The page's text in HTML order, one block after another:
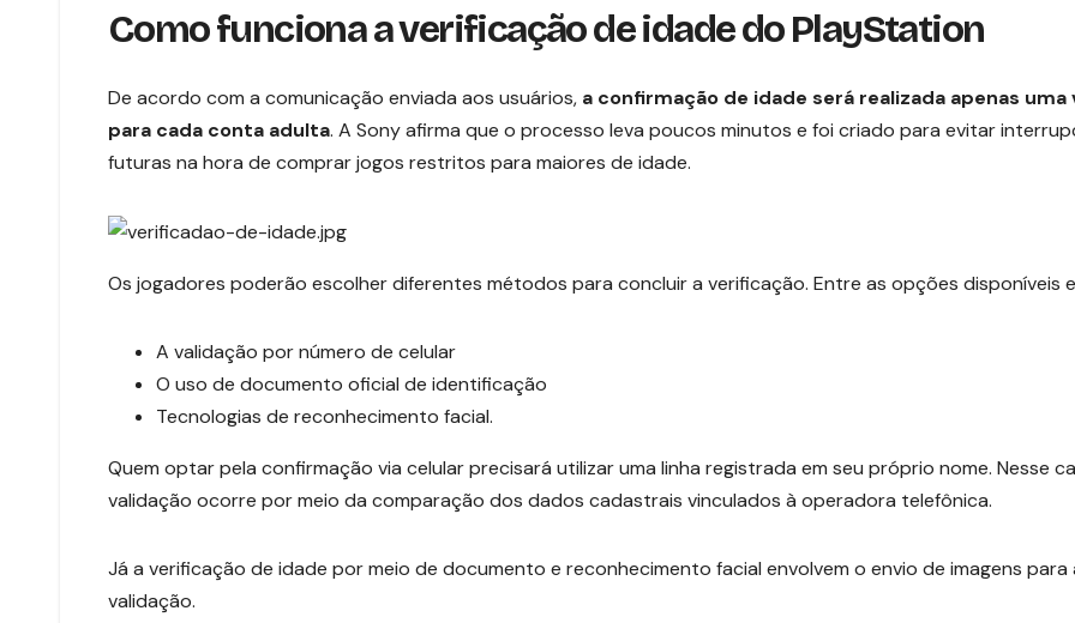
Como funciona a verificação de idade do PlayStation
De acordo com a comunicação enviada aos usuários, a confirmação de idade será realizada apenas uma
para cada conta adulta. A Sony afirma que o processo leva poucos minutos e foi criado para evitar
futuras na hora de comprar jogos restritos para maiores de idade.
Os jogadores poderão escolher diferentes métodos para concluir a verificação. Entre as opções disponíveis
A validação por número de celular
O uso de documento oficial de identificação
Tecnologias de reconhecimento facial.
Quem optar pela confirmação via celular precisará utilizar uma linha registrada em seu próprio nome. Nesse
validação ocorre por meio da comparação dos dados cadastrais vinculados à operadora telefônica.
Já a verificação de idade por meio de documento e reconhecimento facial envolvem o envio de imagens para
validação.